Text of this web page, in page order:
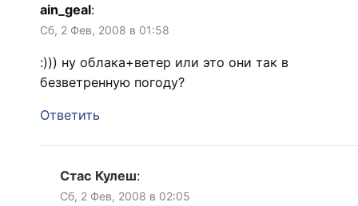
ain_geal:
Сб, 2 Фев, 2008 в 01:58
:))) ну облака+ветер или это они так в
безветренную погоду?
Ответить
Стас Кулеш:
Сб, 2 Фев, 2008 в 02:05